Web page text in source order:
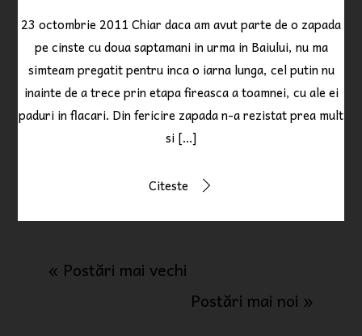
23 octombrie 2011 Chiar daca am avut parte de o zapada
pe cinste cu doua saptamani in urma in Baiului, nu ma
simteam pregatit pentru inca o iarna lunga, cel putin nu
inainte de a trece prin etapa fireasca a toamnei, cu ale ei
paduri in flacari. Din fericire zapada n-a rezistat prea mult
si […]
Citeste
« Postări mai vechi
Postări mai noi »